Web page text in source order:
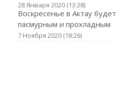
28 Января 2020 (13:28)
Воскресенье в Актау будет
пасмурным и прохладным
7 Ноября 2020 (18:26)